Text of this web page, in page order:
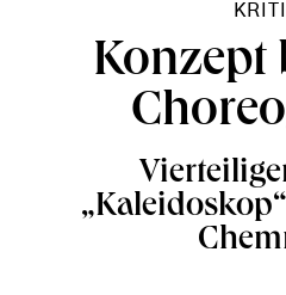
Konzept